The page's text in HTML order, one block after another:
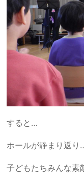
すると…
ホールが静まり返り
子どもたちみんな素